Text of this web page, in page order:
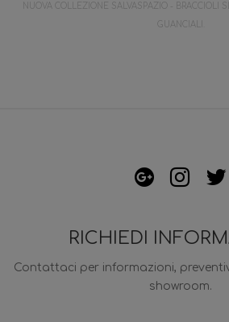
NUOVA COLLEZIONE SALVASPAZIO - BRACCIOLI
GUANCIALI.
RICHIEDI
Contattaci per informazioni,
showroom.